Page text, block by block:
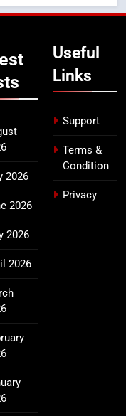
6 अगस्त को
2026
2026
2026
2026
Useful
Links
Support
Terms &
Condition
Privacy